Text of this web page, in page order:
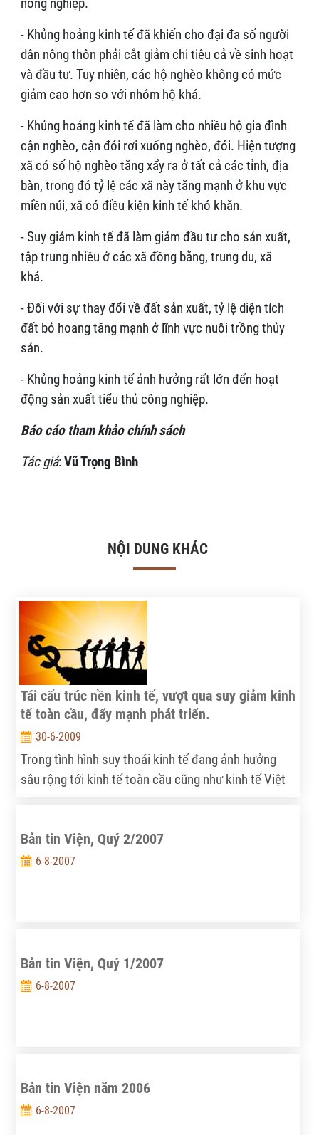
- Khủng hoảng kinh tế đã khiến cho đại đa số người
dân nông thôn phải cắt giảm chi tiêu cả về sinh hoạt
và đầu tư. Tuy nhiên, các hộ nghèo không có mức
giảm cao hơn so với nhóm hộ khá.
- Khủng hoảng kinh tế đã làm cho nhiều hộ gia đình
cận nghèo, cận đói rơi xuống nghèo, đói. Hiện tượng
xã có số hộ nghèo tăng xẩy ra ở tất cả các tỉnh, địa
bàn, trong đó tỷ lệ các xã này tăng mạnh ở khu vực
miền núi, xã có điều kiện kinh tế khó khăn.
- Suy giảm kinh tế đã làm giảm đầu tư cho sản xuất,
tập trung nhiều ở các xã đồng bằng, trung du, xã
khá.
- Đối với sự thay đổi về đất sản xuất, tỷ lệ diện tích
đất bỏ hoang tăng mạnh ở lĩnh vực nuôi trồng thủy
sản.
- Khủng hoảng kinh tế ảnh hưởng rất lớn đến hoạt
động sản xuất tiểu thủ công nghiệp.
Báo cáo tham khảo chính sách
Tác giả:Vũ Trọng Bình
NỘI DUNG KHÁC
Tái cấu trúc nền kinh tế, vượt qua suy giảm kinh
tế toàn cầu, đẩy mạnh phát triển.
30-6-2009
Trong tình hình suy thoái kinh tế đang ảnh hưởng
sâu rộng tới kinh tế toàn cầu cũng như kinh tế Việt
toàn cầu, đẩy mạnh phát triển”.
Bản tin Viện, Quý 2/2007
6-8-2007
Bản tin Viện, Quý 1/2007
6-8-2007
Bản tin Viện năm 2006
6-8-2007